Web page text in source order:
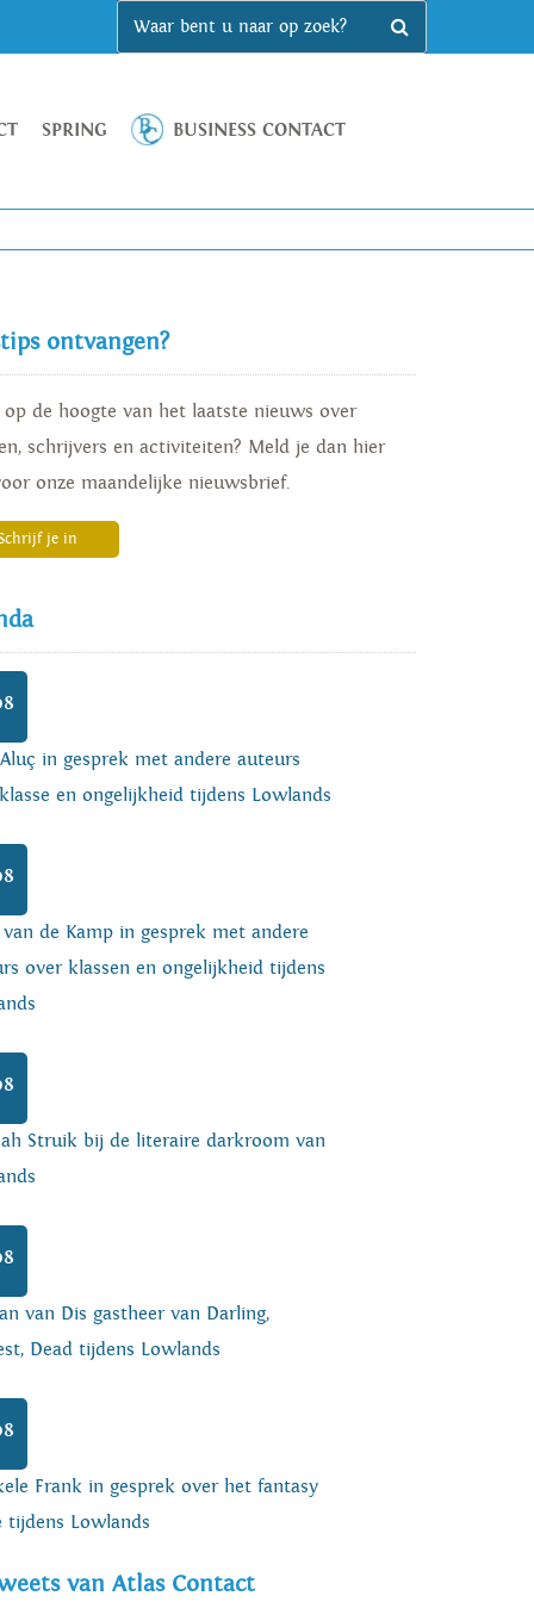
SPRING BUSINESS CONTACT
ontvangen?
de hoogte van het laatste nieuws over
schrijvers en activiteiten? Meld je dan hier
onze maandelijke nieuwsbrief.
je in
in gesprek met andere auteurs
en ongelijkheid tijdens Lowlands
de Kamp in gesprek met andere
over klassen en ongelijkheid tijdens
Struik bij de literaire darkroom van
van Dis gastheer van Darling,
Dead tijdens Lowlands
Frank in gesprek over het fantasy
tijdens Lowlands
van Atlas Contact